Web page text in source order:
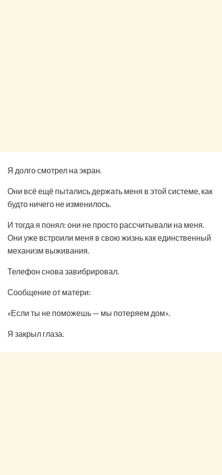
Я долго смотрел на экран.
Они всё ещё пытались держать меня в этой системе, как
будто ничего не изменилось.
И тогда я понял: они не просто рассчитывали на меня.
Они уже встроили меня в свою жизнь как единственный
механизм выживания.
Телефон снова завибрировал.
Сообщение от матери:
«Если ты не поможешь — мы потеряем дом».
Я закрыл глаза.